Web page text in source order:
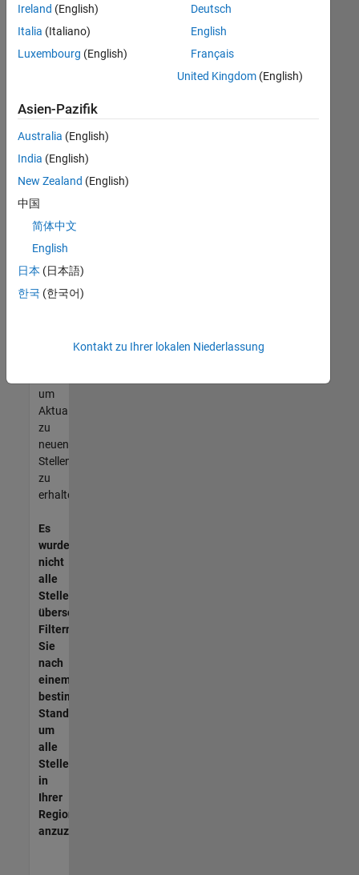
oder
alle
Stellenangebote
anzeigen .
noch
keine
offenen
Stellen
können,
die
Ihren
entsprechen,
werden
unseres
um
Aktualisierungen
zu
neuen
Stellenangeboten
zu
erhalten.
Es
wurden
nicht
alle
Stellen
übersetzt.
Filtern
Sie
nach
einem
bestimmten
Standort,
um
alle
Stellenangebote
in
Ihrer
Region
anzuzeigen.
Ireland (English)
Italia (Italiano)
Luxembourg (English)
Deutsch
English
Français
United Kingdom(English)
Asien-Pazifik
Australia (English)
India (English)
New Zealand (English)
中国
简体中文
English
日本 (日本語)
한국 (한국어)
Kontakt zu Ihrer lokalen Niederlassung